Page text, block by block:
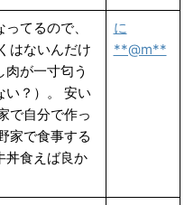
てるので、
はないんだけ
肉が一寸匂う
い？）。 安い
で自分で作っ
家で食事する
丼食えば良か
に
**@m**